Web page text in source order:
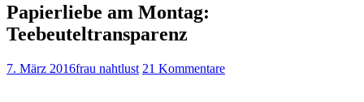
Papierliebe am Montag:
Teebeuteltransparenz
7. März 2016frau nahtlust 21 Kommentare